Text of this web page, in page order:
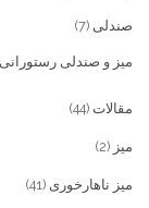
سوالات متداول
صندلی (7)
میز و صندلی رستورانی
مقالات (44)
میز (2)
میز ناهارخوری (41)